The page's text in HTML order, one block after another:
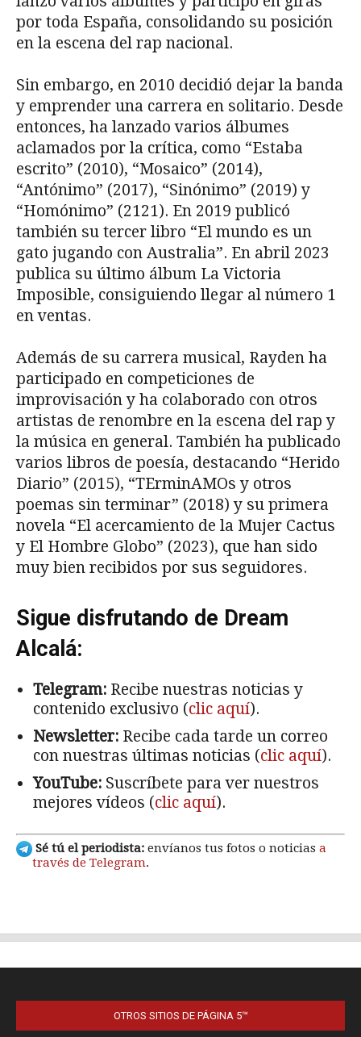
OTROS SITIOS DE PÁGINA 5™